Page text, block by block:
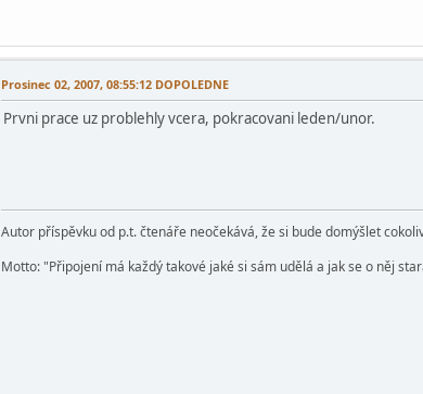
Prosinec 02, 2007, 08:55:12 DOPOLEDNE
Prvni prace uz problehly vcera, pokracovani leden/unor.
Autor příspěvku od p.t. čtenáře neočekává, že si bude domýšlet
Motto: "Připojení má každý takové jaké si sám udělá a jak se o něj